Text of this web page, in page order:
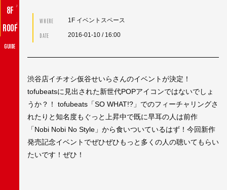
8F
♪
ROOF♪
GUIDE
WHERE 1F イベントスペース
DATE 2016-01-10 / 16:00
渋谷店イチオシ仮谷せいらさんのイベントが決定！
tofubeatsに見出された新世代POPアイコンではないでしょ
うか？！ tofubeats「SO WHAT!?」でのフィーチャリングさ
れたりと知名度もぐっと上昇中で既に早耳の人は前作
「Nobi Nobi No Style」から食いついているはず！今回新作
発売記念イベントでぜひぜひもっと多くの人の聴いてもらい
たいです！ぜひ！